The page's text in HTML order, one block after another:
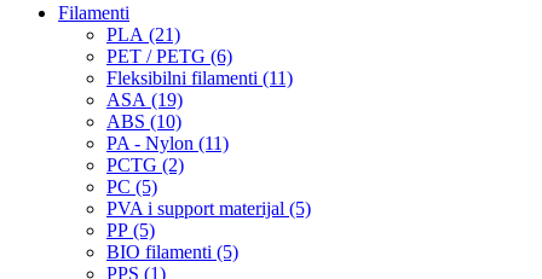
Filamenti
PLA (21)
PET / PETG (6)
Fleksibilni filamenti (11)
ASA (19)
ABS (10)
PA - Nylon (11)
PCTG (2)
PC (5)
PVA i support materijal (5)
PP (5)
BIO filamenti (5)
PPS (1)